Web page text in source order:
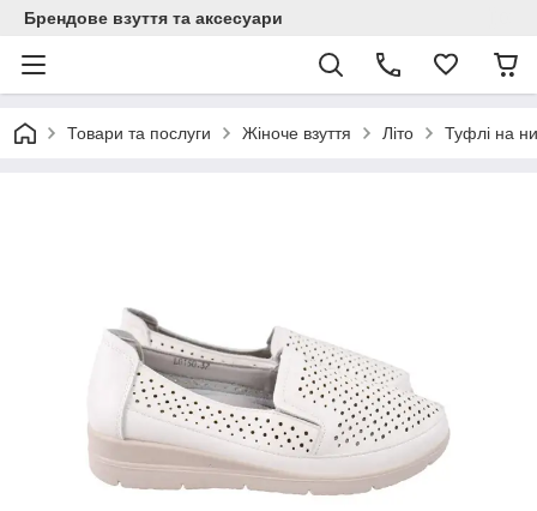
Брендове взуття та аксесуари
Товари та послуги Жіноче взуття Літо Туфлі на